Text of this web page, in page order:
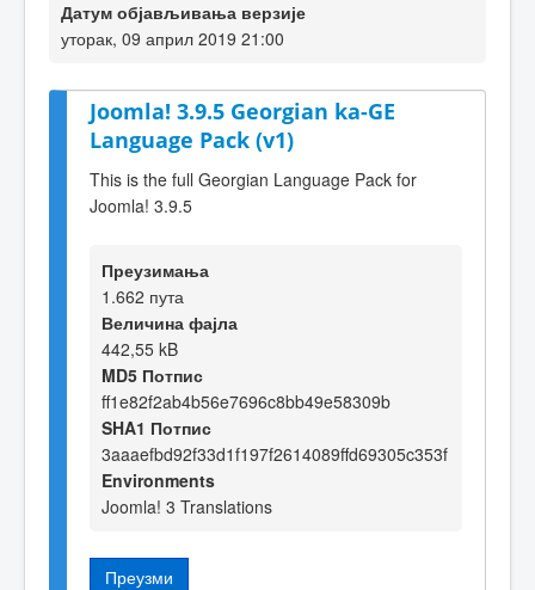
Датум објављивања верзије
уторак, 09 април 2019 21:00
Joomla! 3.9.5 Georgian ka-GE
Language Pack (v1)
This is the full Georgian Language Pack for
Joomla! 3.9.5
Преузимања
1.662 пута
Величина фајла
442,55 kB
MD5 Потпис
ff1e82f2ab4b56e7696c8bb49e58309b
SHA1 Потпис
3aaaefbd92f33d1f197f2614089ffd69305c353f
Environments
Joomla! 3 Translations
Преузми